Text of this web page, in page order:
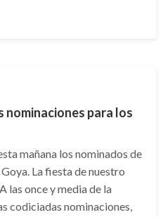
nominaciones para los
mañana los nominados de
La fiesta de nuestro
las once y media de la
codiciadas nominaciones,